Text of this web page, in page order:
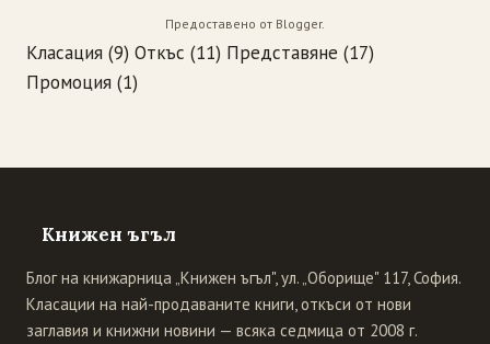
Предоставено от Blogger.
Класация (9) Откъс (11) Представяне (17)
Промоция (1)
Книжен ъгъл
Блог на книжарница „Книжен ъгъл", ул. „Оборище" 117, София.
Класации на най-продаваните книги, откъси от нови
заглавия и книжни новини — всяка седмица от 2008 г.